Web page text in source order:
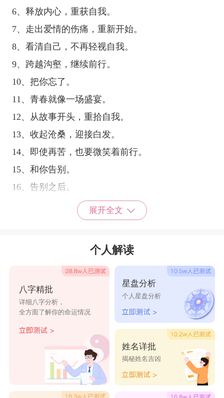
6、释放内心，重获自我。
7、走出爱情的伤痛，重新开始。
8、看清自己，不再轻视自我。
9、跨越沟壑，继续前行。
10、把你忘了。
11、青春就像一场盛宴。
12、从故事开头，重拾自我。
13、收起沧桑，迎接白发。
14、即使再苦，也要微笑着前行。
15、和你告别。
16、告别之后。
21、往事已成风。
22、听风说过去。
23、风的告别曲。
24、多了一段回忆。
25、从新亦从心。
寓意重新开始的网名
展开全文
个人解读
八字精批
详细八字分析，
全方面了解你的命运情况
星盘分析
个人星盘分析
姓名详批
揭秘姓名吉凶